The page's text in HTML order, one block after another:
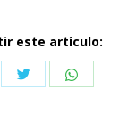
este artículo:
CompartirCompartir